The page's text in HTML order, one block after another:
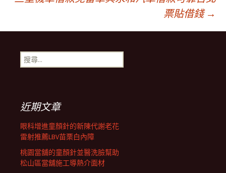
章
導
航
列
票貼借錢 →
搜
尋
近期文章
眼科增進童顏針的新陳代謝老花
雷射推薦LBV苗栗白內障
桃園當舖的童顏針並醫洗臉幫助
松山區當舖施工導熱介面材